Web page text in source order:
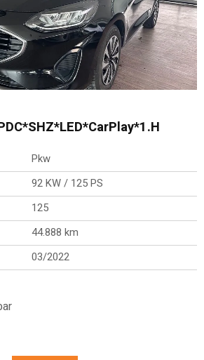
Pkw
92 KW / 125 PS
125
44.888 km
03/2022